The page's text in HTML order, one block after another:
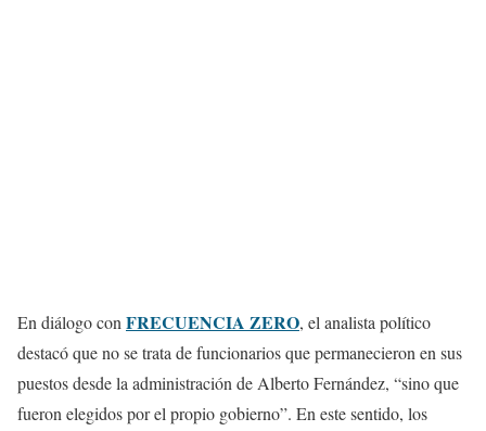
En diálogo con FRECUENCIA ZERO, el analista político
destacó que no se trata de funcionarios que permanecieron en sus
puestos desde la administración de Alberto Fernández, “sino que
fueron elegidos por el propio gobierno”. En este sentido, los